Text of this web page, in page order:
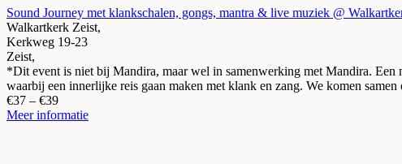
Sound Journey met klankschalen, gongs, mantra & live muziek @
Walkartkerk Zeist,
Kerkweg 19-23
Zeist,
*Dit event is niet bij Mandira, maar wel in samenwerking met Mandira.
waarbij een innerlijke reis gaan maken met klank en zang. We komen samen
€37 – €39
Meer informatie